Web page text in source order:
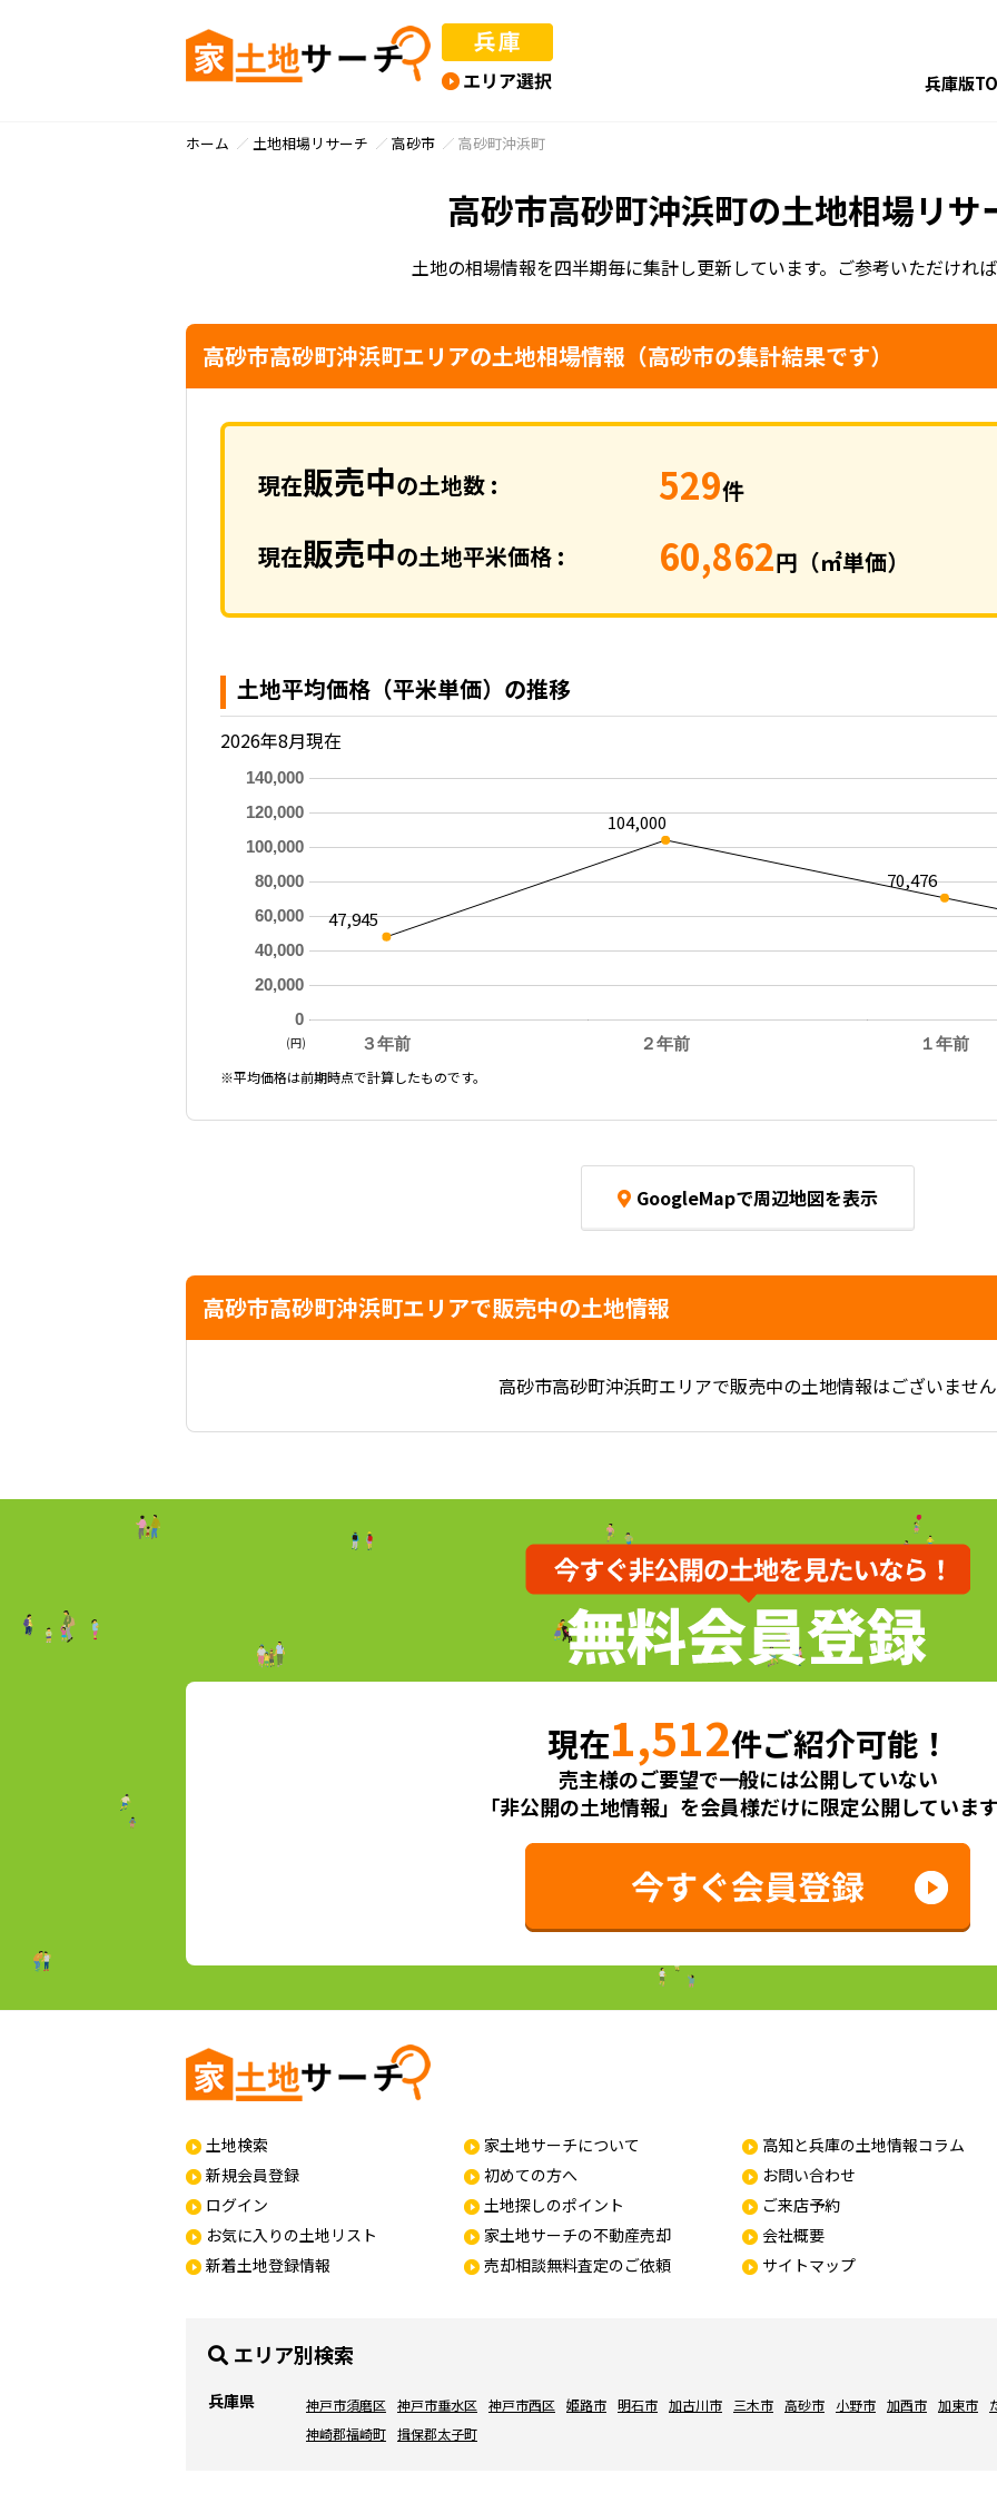
兵庫版
ホーム 土地相場リサーチ 高砂市 高砂町沖浜町
高砂市高砂町沖浜町の土地相場リサ
土地の相場情報を四半期毎に集計し更新しています。 ご参考いただけれ
高砂市高砂町沖浜町エリアの土地相場情報（高砂市の集計結果です）
現在販売中の土地数 : 529件
現在販売中の土地平米価格 : 60,862円（㎡単価）
土地平均価格（平米単価）の推移
2026年8月現在
３年前 ２年前 １年前
0
20,000
40,000
60,000
80,000
100,000
120,000
140,000
47,945
104,000
70,476
(円)
※平均価格は前期時点で計算したものです。
GoogleMapで周辺地図を表示
高砂市高砂町沖浜町エリアで販売中の土地情報
高砂市高砂町沖浜町エリアで販売中の土地情報はございません
現在1,512件ご紹介可能！
売主様のご要望で一般には公開していない
「非公開の土地情報」を会員様だけに限定公開していま
土地検索
新規会員登録
ログイン
お気に入りの土地リスト
新着土地登録情報
家土地サーチについて
初めての方へ
土地探しのポイント
家土地サーチの不動産売却
売却相談無料査定のご依頼
高知と兵庫の土地情報コラム
お問い合わせ
ご来店予約
会社概要
サイトマップ
エリア別検索
兵庫県 神戸市須磨区 神戸市垂水区 神戸市西区 姫路市 明石市 加古川市 三木市 高砂市 小野市 加西市 加東市
神崎郡福崎町 揖保郡太子町